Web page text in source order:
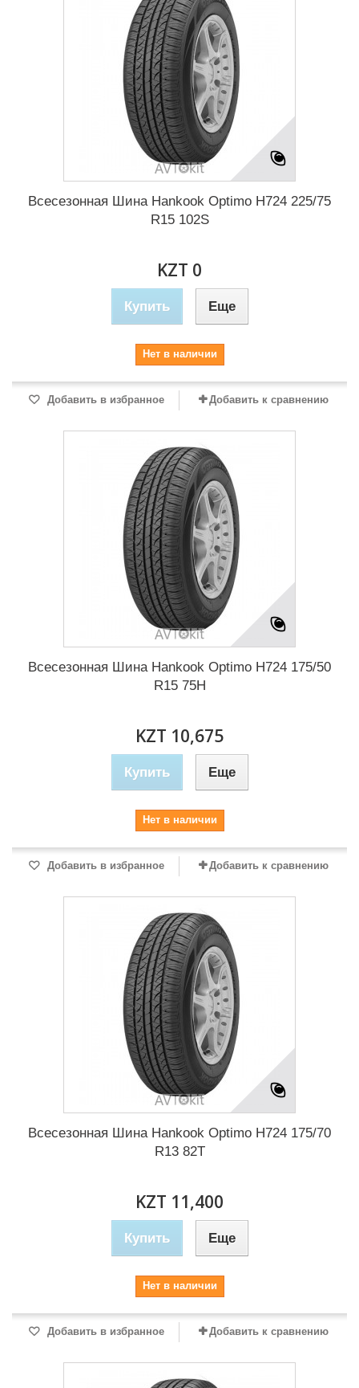
Всесезонная Шина Hankook Optimo H724 225/75
R15 102S
KZT 0
Купить Еще
Нет в наличии
Добавить в избранное Добавить к сравнению
Всесезонная Шина Hankook Optimo H724 175/50
R15 75H
KZT 10,675
Купить Еще
Нет в наличии
Добавить в избранное Добавить к сравнению
Всесезонная Шина Hankook Optimo H724 175/70
R13 82T
KZT 11,400
Купить Еще
Нет в наличии
Добавить в избранное Добавить к сравнению